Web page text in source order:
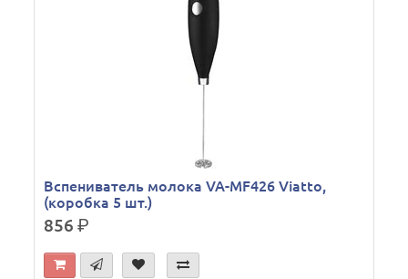
Вспениватель молока VA-MF426 Viatto,
(коробка 5 шт.)
856р.